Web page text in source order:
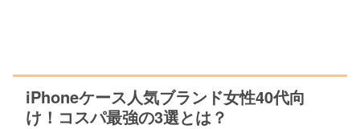
iPhoneケース人気ブランド女性40代向
け！コスパ最強の3選とは？